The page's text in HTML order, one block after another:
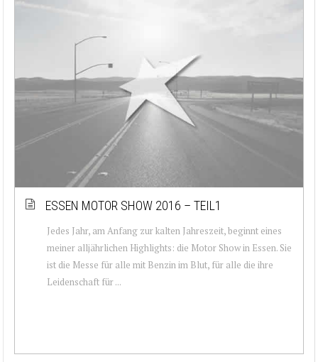
ESSEN MOTOR SHOW 2016 – TEIL1
Jedes Jahr, am Anfang zur kalten Jahreszeit, beginnt eines
meiner alljährlichen Highlights: die Motor Show in Essen. Sie
ist die Messe für alle mit Benzin im Blut, für alle die ihre
Leidenschaft für ...